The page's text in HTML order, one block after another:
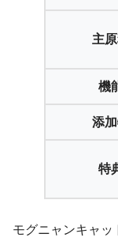
主
機
添
特
モグニャンキャッ